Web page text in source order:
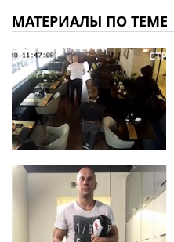
МАТЕРИАЛЫ ПО ТЕМЕ